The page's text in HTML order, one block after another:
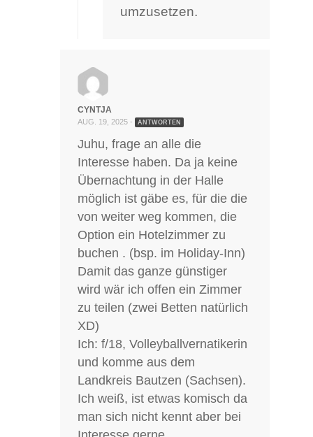
umzusetzen.
CYNTJA
AUG. 19, 2025 - ANTWORTEN
Juhu, frage an alle die
Interesse haben. Da ja keine
Übernachtung in der Halle
möglich ist gäbe es, für die die
von weiter weg kommen, die
Option ein Hotelzimmer zu
buchen . (bsp. im Holiday-Inn)
Damit das ganze günstiger
wird wär ich offen ein Zimmer
zu teilen (zwei Betten natürlich
XD)
Ich: f/18, Volleyballvernatikerin
und komme aus dem
Landkreis Bautzen (Sachsen).
Ich weiß, ist etwas komisch da
man sich nicht kennt aber bei